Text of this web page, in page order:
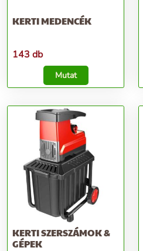
KERTI MEDENCÉK
143 db
Mutat
KERTI SZERSZÁMOK &
GÉPEK